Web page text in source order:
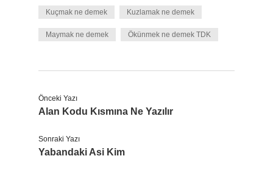
Kuçmak ne demek Kuzlamak ne demek
Maymak ne demek Ökünmek ne demek TDK
Önceki Yazı
Alan Kodu Kısmına Ne Yazılır
Sonraki Yazı
Yabandaki Asi Kim